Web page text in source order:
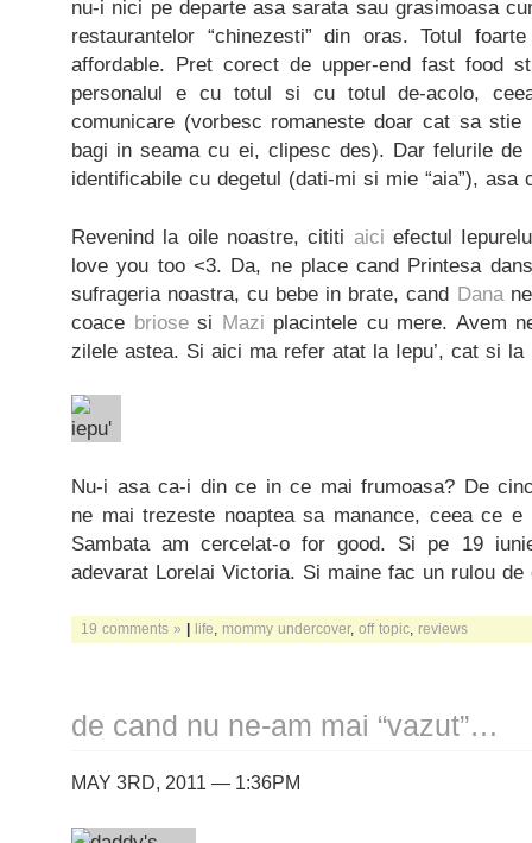
nu-i nici pe departe asa sarata sau grasimoasa
restaurantelor “chinezesti” din oras. Totul
affordable. Pret corect de upper-end fast food
personalul e cu totul si cu totul de-acolo,
comunicare (vorbesc romaneste doar cat sa
bagi in seama cu ei, clipesc des). Dar felurile de
identificabile cu degetul (dati-mi si mie “aia”), asa
Revenind la oile noastre, cititi aici efectul
love you too <3. Da, ne place cand Printesa
sufrageria noastra, cu bebe in brate, cand Danane
coace briosesi Mazi placintele cu mere. Avem
zilele astea. Si aici ma refer atat la Iepu’, cat si la
Nu-i asa ca-i din ce in ce mai frumoasa? De
ne mai trezeste noaptea sa manance, ceea ce
Sambata am cercelat-o for good. Si pe 19
adevarat Lorelai Victoria. Si maine fac un rulou
19 comments » | life mommy undercover, off topic reviews
de cand nu ne-am mai “vazut”…
MAY 3RD, 2011 — 1:36PM